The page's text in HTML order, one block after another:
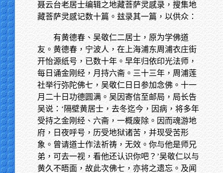
聂云台老居士编辑之地藏菩萨灵感录，搜集地
藏菩萨灵感记数十篇。玆录其一篇，以供众：
有黄德春、吴敬仁二居士，原为学佛道
友。黄德春，宁波人，在上海浦东周浦衣庄街
开怡源纸号，已数十年。早年归依印光法师，
每日诵金刚经，月持六斋。三十三年，周浦莲
社举行弥陀佛七，吴敬仁日日参加念佛。十一
月二十日功德圆满。吴因寄信至邮局，局长告
吴说：‘隔壁黄居士，去冬迄今，因病，将多年
受持之金刚经、六斋，一概废除。因而魂游地
府，日夜呼号，历受地狱诸苦，并现受苦形
象。曾请道士作法祈祷，无效。你与他是师兄
弟，可去一视，看他还认识你吧？’吴敬仁以与
黄久不晤面，故此次佛七，亦将之遗忘。及闻